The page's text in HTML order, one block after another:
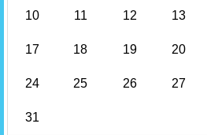
10 11 12 13
17 18 19 20
24 25 26 27
31